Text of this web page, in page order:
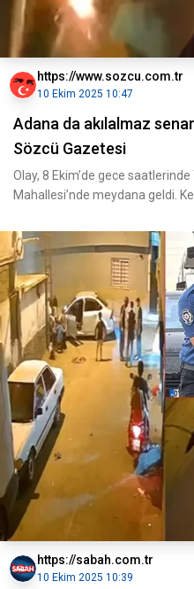
https://www.sozcu.com.tr
10 Ekim 2025 10:47
Adana da akılalmaz
Sözcü Gazetesi
Olay, 8 Ekim’de gece
Mahallesi’nde meydana geldi.
https://sabah.com.tr
10 Ekim 2025 10:39